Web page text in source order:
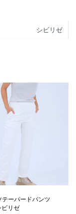
シビリゼ
テーパードパンツ
ビリゼ